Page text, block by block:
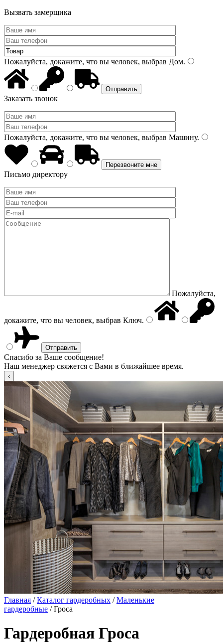
Вызвать замерщика
Пожалуйста, докажите, что вы человек, выбрав Дом.
Заказать звонок
Пожалуйста, докажите, что вы человек, выбрав Машину.
Письмо директору
Пожалуйста,
докажите, что вы человек, выбрав Ключ.
Спасибо за Ваше сообщение!
Наш менеджер свяжется с Вами в ближайшее время.
Главная /Каталог гардеробных /Маленькие
гардеробные / Гроса
Гардеробная Гроса